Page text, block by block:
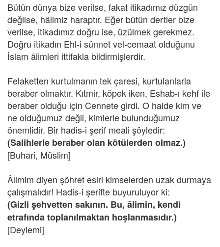
Bütün dünya bize verilse, fakat itikadımız düzgün
değilse, hâlimiz haraptır. Eğer bütün dertler bize
verilse, itikadımız doğru ise, üzülmek gerekmez.
Doğru itikadın Ehl-i sünnet vel-cemaat olduğunu
İslam âlimleri ittifakla bildirmişlerdir.
Felaketten kurtulmanın tek çaresi, kurtulanlarla
beraber olmaktır. Kıtmir, köpek iken, Eshab-ı kehf ile
beraber olduğu için Cennete girdi. O halde kim ve
ne olduğumuz değil, kimlerle bulunduğumuz
önemlidir. Bir hadis-i şerif meali şöyledir:
(Salihlerle beraber olan kötülerden olmaz.)
[Buhari, Müslim]
Âlimim diyen şöhret esiri kimselerden uzak durmaya
çalışmalıdır! Hadis-i şerifte buyuruluyor ki:
(Gizli şehvetten sakının. Bu, âlimin, kendi
etrafında toplanılmaktan hoşlanmasıdır.)
[Deylemi]